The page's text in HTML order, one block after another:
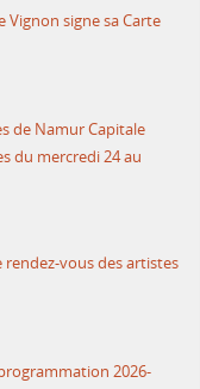
Vignon signe sa Carte
de Namur Capitale
du mercredi 24 au
rendez-vous des artistes
2026-